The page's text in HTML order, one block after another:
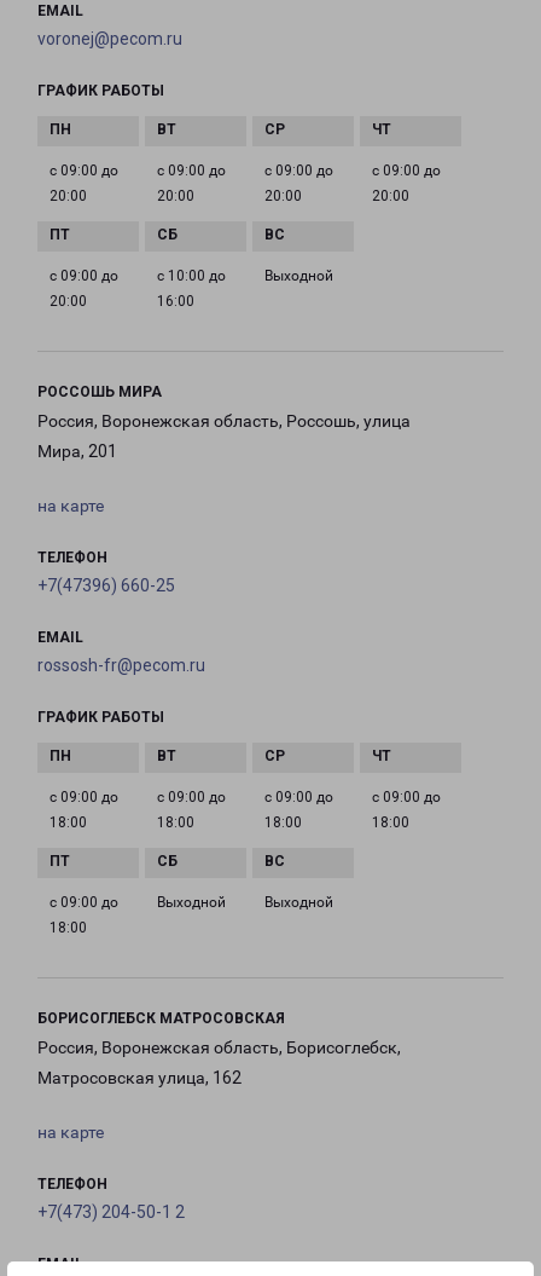
EMAIL
voronej@pecom.ru
ГРАФИК РАБОТЫ
с 09:00 до
20:00
с 09:00 до
20:00
с 09:00 до
20:00
с 09:00 до
20:00
с 09:00 до
20:00
с 10:00 до
16:00
Выходной
РОССОШЬ МИРА
Россия, Воронежская область, Россошь, улица
Мира, 201
на карте
ТЕЛЕФОН
+7(47396) 660-25
EMAIL
rossosh-fr@pecom.ru
ГРАФИК РАБОТЫ
с 09:00 до
18:00
с 09:00 до
18:00
с 09:00 до
18:00
с 09:00 до
18:00
с 09:00 до
18:00
Выходной Выходной
БОРИСОГЛЕБСК МАТРОСОВСКАЯ
Россия, Воронежская область, Борисоглебск,
Матросовская улица, 162
на карте
ТЕЛЕФОН
+7(473) 204-50-1 2
EMAIL